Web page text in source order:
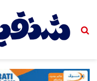
بحث عن